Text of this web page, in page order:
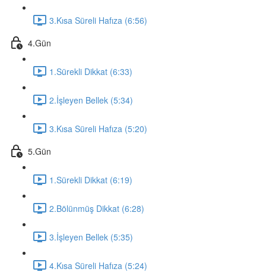
3.Kısa Süreli Hafıza (6:56)
4.Gün
1.Sürekli Dikkat (6:33)
2.İşleyen Bellek (5:34)
3.Kısa Süreli Hafıza (5:20)
5.Gün
1.Sürekli Dikkat (6:19)
2.Bölünmüş Dikkat (6:28)
3.İşleyen Bellek (5:35)
4.Kısa Süreli Hafıza (5:24)